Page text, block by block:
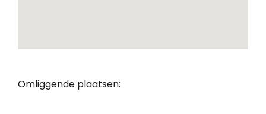
Omliggende plaatsen: